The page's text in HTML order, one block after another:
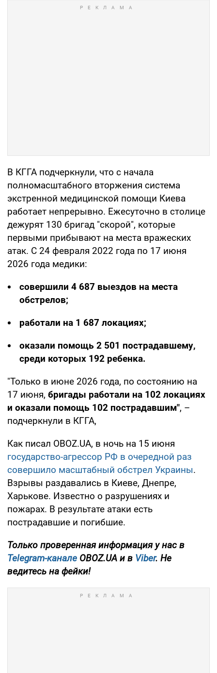
В КГГА подчеркнули, что с начала
полномасштабного вторжения система
экстренной медицинской помощи Киева
работает непрерывно. Ежесуточно в столице
дежурят 130 бригад "скорой", которые
первыми прибывают на места вражеских
атак. С 24 февраля 2022 года по 17 июня
2026 года медики:
совершили 4 687 выездов на места
обстрелов;
работали на 1 687 локациях;
оказали помощь 2 501 пострадавшему,
среди которых 192 ребенка.
"Только в июне 2026 года, по состоянию на
17 июня, бригады работали на 102 локациях
и оказали помощь 102 пострадавшим", –
подчеркнули в КГГА,
Как писал OBOZ.UA, в ночь на 15 июня
государство-агрессор РФ в очередной раз
совершило масштабный обстрел Украины.
Взрывы раздавались в Киеве, Днепре,
Харькове. Известно о разрушениях и
пожарах. В результате атаки есть
пострадавшие и погибшие.
Только проверенная информация у нас в
Telegram-канале OBOZ.UA и в Viber. Не
ведитесь на фейки!